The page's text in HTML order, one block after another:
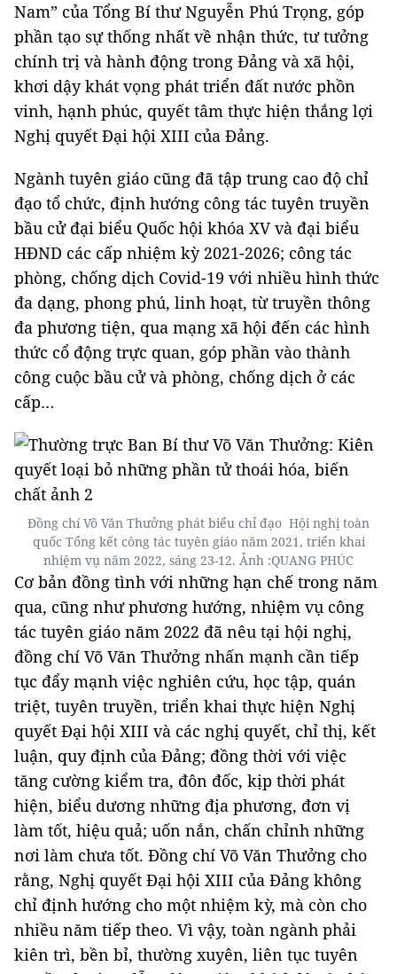
Nam” của Tổng Bí thư Nguyễn Phú Trọng, góp
phần tạo sự thống nhất về nhận thức, tư tưởng
chính trị và hành động trong Đảng và xã hội,
khơi dậy khát vọng phát triển đất nước phồn
vinh, hạnh phúc, quyết tâm thực hiện thắng lợi
Nghị quyết Đại hội XIII của Đảng.
Ngành tuyên giáo cũng đã tập trung cao độ chỉ
đạo tổ chức, định hướng công tác tuyên truyền
bầu cử đại biểu Quốc hội khóa XV và đại biểu
HĐND các cấp nhiệm kỳ 2021-2026; công tác
phòng, chống dịch Covid-19 với nhiều hình thức
đa dạng, phong phú, linh hoạt, từ truyền thông
đa phương tiện, qua mạng xã hội đến các hình
thức cổ động trực quan, góp phần vào thành
công cuộc bầu cử và phòng, chống dịch ở các
cấp…
Đồng chí Võ Văn Thưởng phát biểu chỉ đạo Hội nghị toàn
quốc Tổng kết công tác tuyên giáo năm 2021, triển khai
nhiệm vụ năm 2022, sáng 23-12. Ảnh :QUANG PHÚC
Cơ bản đồng tình với những hạn chế trong năm
qua, cũng như phương hướng, nhiệm vụ công
tác tuyên giáo năm 2022 đã nêu tại hội nghị,
đồng chí Võ Văn Thưởng nhấn mạnh cần tiếp
tục đẩy mạnh việc nghiên cứu, học tập, quán
triệt, tuyên truyền, triển khai thực hiện Nghị
quyết Đại hội XIII và các nghị quyết, chỉ thị, kết
luận, quy định của Đảng; đồng thời với việc
tăng cường kiểm tra, đôn đốc, kịp thời phát
hiện, biểu dương những địa phương, đơn vị
làm tốt, hiệu quả; uốn nắn, chấn chỉnh những
nơi làm chưa tốt. Đồng chí Võ Văn Thưởng cho
rằng, Nghị quyết Đại hội XIII của Đảng không
chỉ định hướng cho một nhiệm kỳ, mà còn cho
nhiều năm tiếp theo. Vì vậy, toàn ngành phải
kiên trì, bền bỉ, thường xuyên, liên tục tuyên